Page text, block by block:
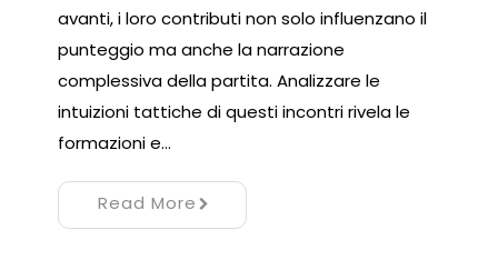
avanti, i loro contributi non solo influenzano il
punteggio ma anche la narrazione
complessiva della partita. Analizzare le
intuizioni tattiche di questi incontri rivela le
formazioni e…
Read More